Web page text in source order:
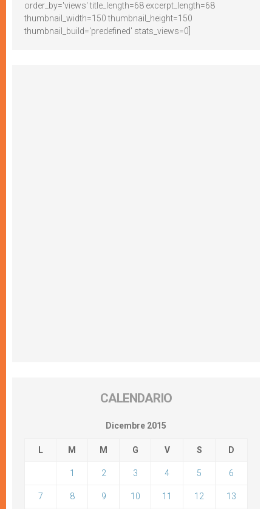
order_by='views' title_length=68 excerpt_length=68
thumbnail_width=150 thumbnail_height=150
thumbnail_build='predefined' stats_views=0]
CALENDARIO
Dicembre 2015
L M M G V S D
1 2 3 4 5 6
7 8 9 10 11 12 13